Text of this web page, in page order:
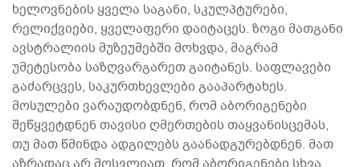
ხელოვნების ყველა საგანი, სკულპტურები,
რელიქვიები, ყველაფერი დაიტაცეს. ზოგი მათგანი
ავსტრალიის მუზეუმებში მოხვდა, მაგრამ
უმეტესობა საზღვარგარეთ გაიტანეს. საფლავები
გაძარცვეს, საკურთხევლები გააპარტახეს.
მოსულები ვარაუდობდნენ, რომ აბორიგენები
შეწყვეტდნენ თავისი ღმერთების თაყვანისცემას,
თუ მათ წმინდა ადგილებს გაანადგურებდნენ. მათ
აზრადაც არ მოსვლიათ, რომ აბორიგენები სხვა